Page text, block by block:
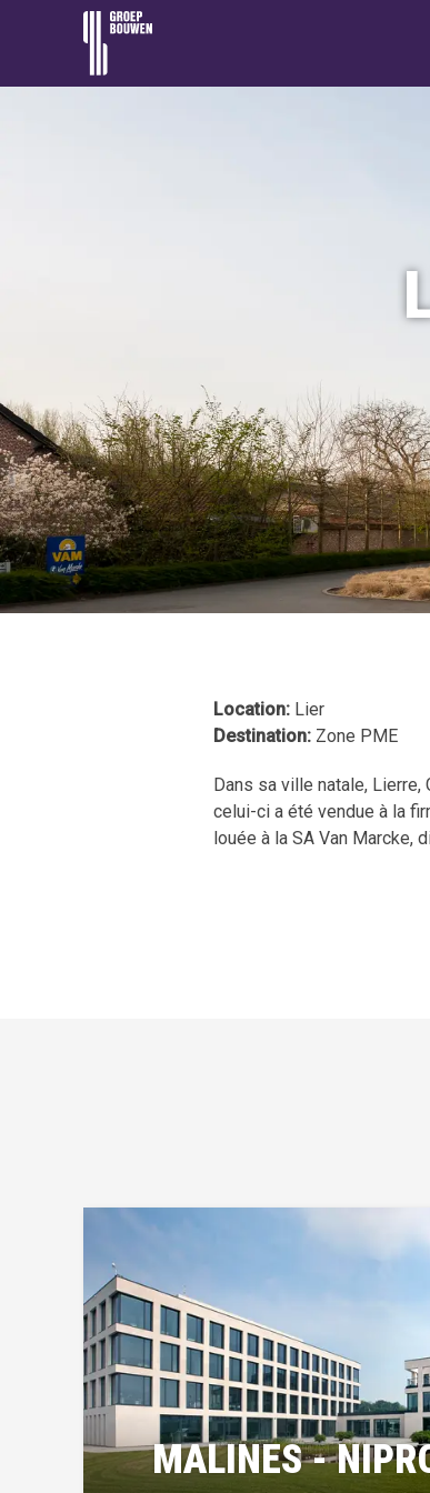
Location: Lier
Destination: Zone PME
Dans sa ville natale, Lierre,
celui-ci a été vendue à la
louée à la SA Van Marcke,
MALINES -